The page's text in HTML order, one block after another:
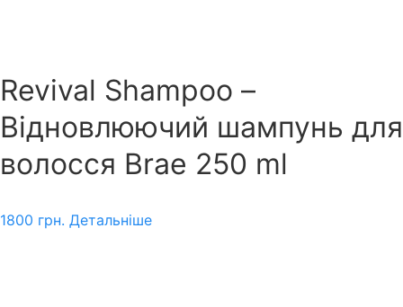
Revival Shampoo –
Відновлюючий шампунь для
волосся Brae 250 ml
1800 грн. Детальніше